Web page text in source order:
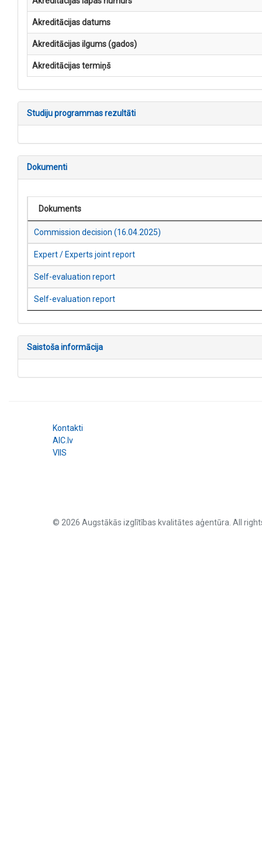
Akreditācijas datums
Akreditācijas ilgums (gados)
Akreditācijas termiņš
Studiju programmas rezultāti
Dokumenti
Dokuments
Commission decision (16.04.2025)
Expert / Experts joint report
Self-evaluation report
Self-evaluation report
Saistoša informācija
Kontakti
AIC.lv
VIIS
© 2026 Augstākās izglītības kvalitātes aģentūra. All